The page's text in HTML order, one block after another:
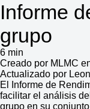
Informe
grupo
6 min
Creado por MLMC
Actualizado por
El Informe de
facilitar el análisis
grupo en su